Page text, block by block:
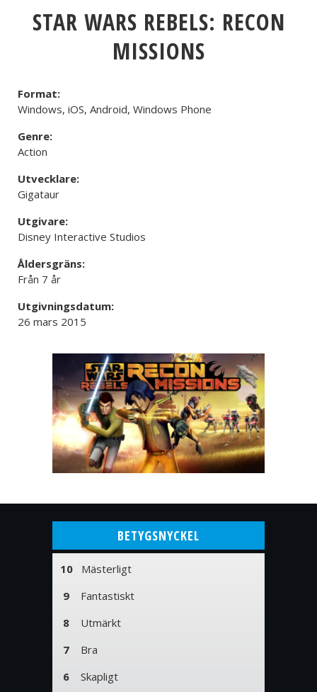
STAR WARS REBELS: RECON
MISSIONS
Format:
Windows, iOS, Android, Windows Phone
Genre:
Action
Utvecklare:
Gigataur
Utgivare:
Disney Interactive Studios
Åldersgräns:
Från 7 år
Utgivningsdatum:
26 mars 2015
BETYGSNYCKEL
10 Mästerligt
9 Fantastiskt
8 Utmärkt
7 Bra
6 Skapligt